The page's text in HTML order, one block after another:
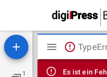
1
Mirador
Viewer
Es ist ein